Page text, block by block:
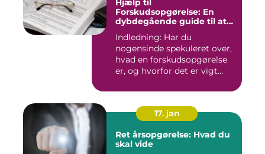
Hjælp til
Forskudsopgørelse: En
dybdegående guide til at
skatteansættelse
Indledning: Har du
nogensinde spekuleret over,
hvad en forskudsopgørelse
er, og hvorfor det er vigt...
17. jan
Ret årsopgørelse: Hvad du
skal vide